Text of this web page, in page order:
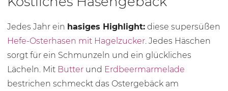
Jedes Jahr ein hasiges Highlight: diese supersüßen
Hefe-Osterhasen mit Hagelzucker . Jedes Häschen
sorgt für ein Schmunzeln und ein glückliches
Lächeln. Mit Butter und Erdbeermarmelade
bestrichen schmeckt das Ostergebäck am